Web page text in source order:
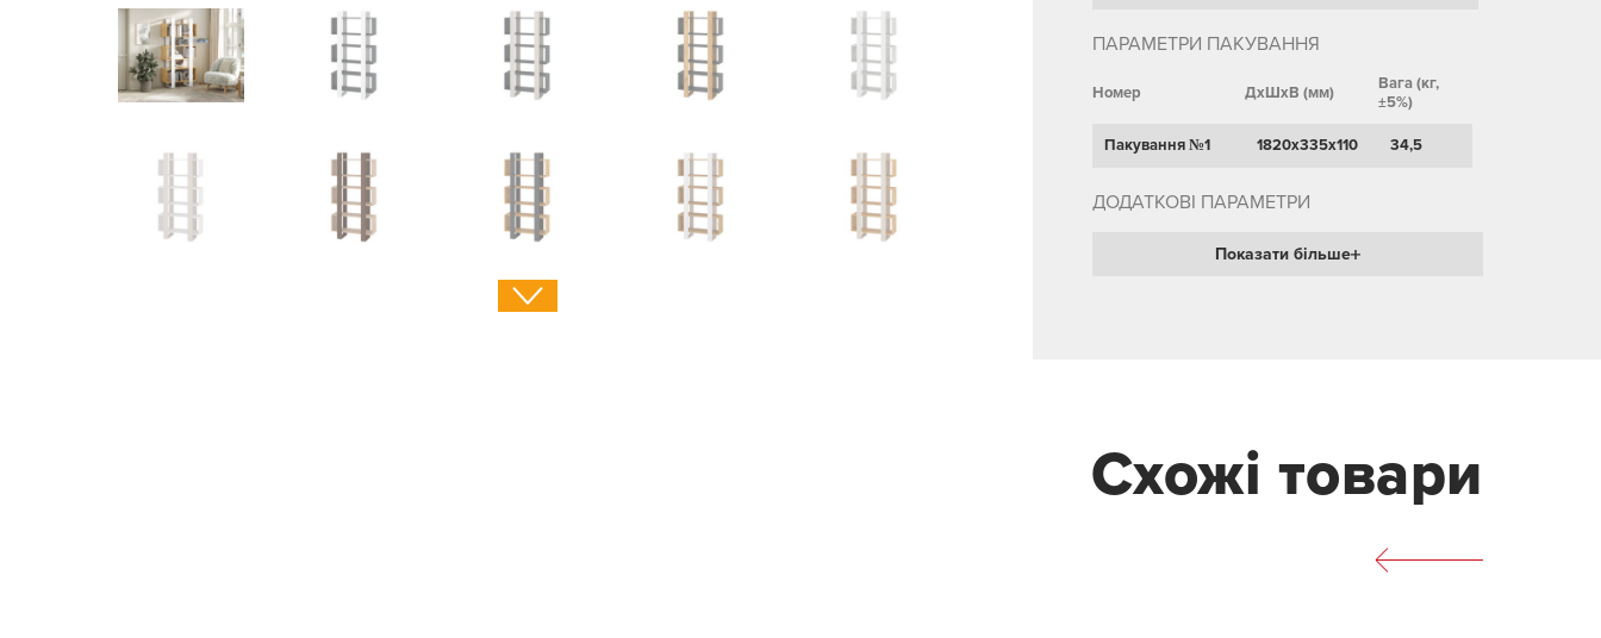
ПАРАМЕТРИ ПАКУВАННЯ
Номер ДхШхВ (мм)
Вага (кг,
±5%)
Пакування №1 1820х335х110 34,5
ДОДАТКОВІ ПАРАМЕТРИ
Показати більше
Схожі товари